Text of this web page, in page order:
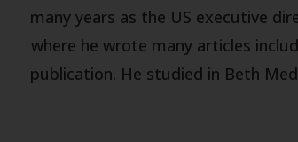
many years as the US executive
where he wrote many articles
publication. He studied in Beth